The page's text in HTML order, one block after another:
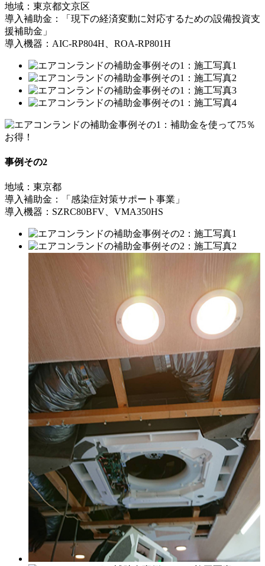
地域：東京都文京区
導入補助金：「現下の経済変動に対応するための設備投資支
援補助金」
導入機器：AIC-RP804H、ROA-RP801H
事例その2
地域：東京都
導入補助金：「感染症対策サポート事業」
導入機器：SZRC80BFV、VMA350HS